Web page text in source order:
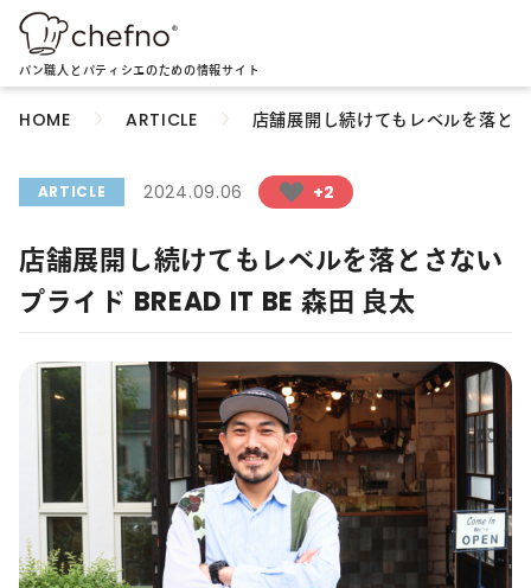
パン職人とパティシエのための情報サイト
HOME ARTICLE 店舗展開し続けてもレベルを落と
ARTICLE 2024.09.06 +2
店舗展開し続けてもレベルを落とさない
プライド BREAD IT BE 森田 良太